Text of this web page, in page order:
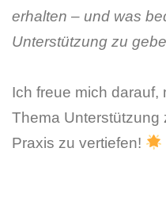
erhalten – und was
Unterstützung zu
Ich freue mich darauf,
Thema Unterstützung
Praxis zu vertiefen!